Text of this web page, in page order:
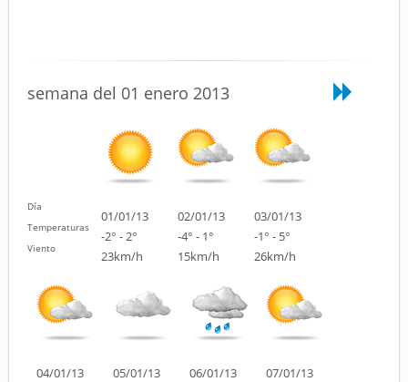
semana del 01 enero 2013
Día
Temperaturas
Viento
01/01/13
-2° - 2°
23km/h
02/01/13
-4° - 1°
15km/h
03/01/13
-1° - 5°
26km/h
04/01/13
05/01/13
06/01/13
07/01/13